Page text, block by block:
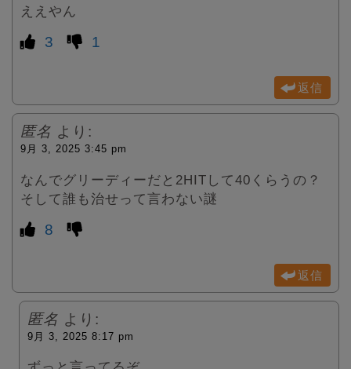
ええやん
3 1
返信
匿名 より:
9月 3, 2025 3:45 pm
なんでグリーディーだと2HITして40くらうの？
そして誰も治せって言わない謎
8
返信
匿名 より:
9月 3, 2025 8:17 pm